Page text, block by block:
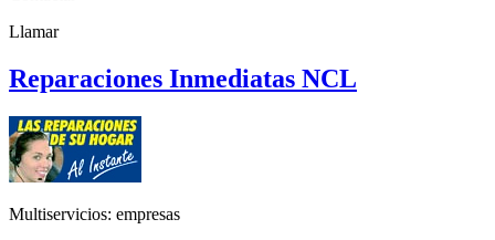
Llamar
Reparaciones Inmediatas NCL
Multiservicios: empresas